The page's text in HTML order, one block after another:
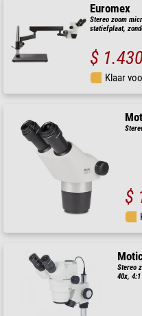
Euromex
Stereo zoom
statiefplaat,
$
Klaar
$
Stereo
40x, 4:1